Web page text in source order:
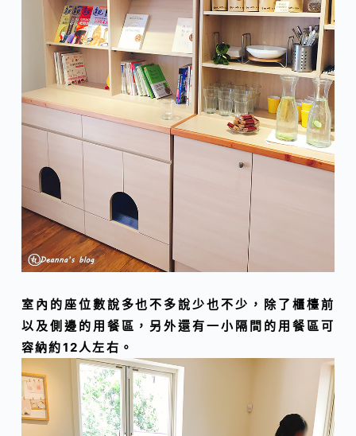
室內的座位數說多也不多說少也不少，除了櫃檯前
以及側邊的用餐區，另外還有一小隔間的用餐區可
容納約12人左右。